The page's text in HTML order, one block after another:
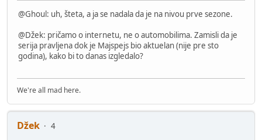
@Ghoul: uh, šteta, a ja se nadala da je na nivou prve sezone.
@Džek: pričamo o internetu, ne o automobilima. Zamisli da je
serija pravljena dok je Majspejs bio aktuelan (nije pre sto
godina), kako bi to danas izgledalo?
We're all mad here.
Džek
4